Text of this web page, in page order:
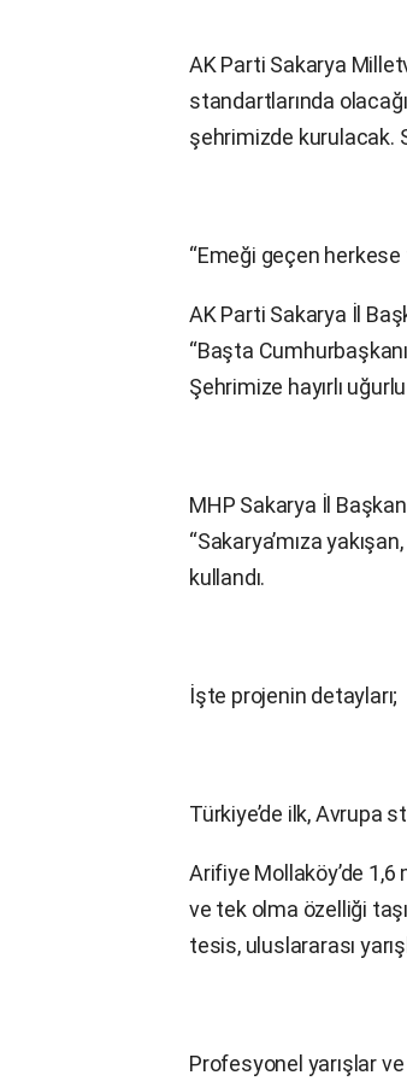
AK Parti Sakarya
standartlarında
şehrimizde kurulacak.
“Emeği geçen
AK Parti Sakarya İl
“Başta
Şehrimize hayırlı
MHP Sakarya İl
“Sakarya’mıza
kullandı.
İşte projenin detayları;
Türkiye’de ilk, Avrupa
Arifiye Mollaköy’de
ve tek olma özelliği
tesis, uluslararası
Profesyonel yarışlar